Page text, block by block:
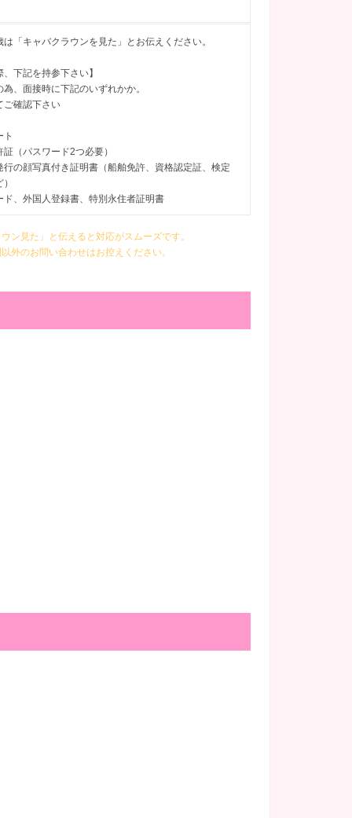
は「キャバクラウンを見た」とお伝えください。
、下記を持参下さい】
為、面接時に下記のいずれかか。
ご確認下さい
ト
証（パスワード2つ必要）
行の顔写真付き証明書（船舶免許、資格認定証、検定
ド、外国人登録書、特別永住者証明書
ン見た」と伝えると対応がスムーズです。
外のお問い合わせはお控えください。